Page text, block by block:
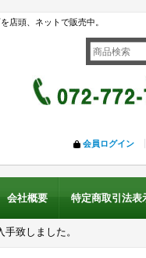
店頭、ネットで販売中。
会員ログイン
会社概要 特定商取引法表
致しました。